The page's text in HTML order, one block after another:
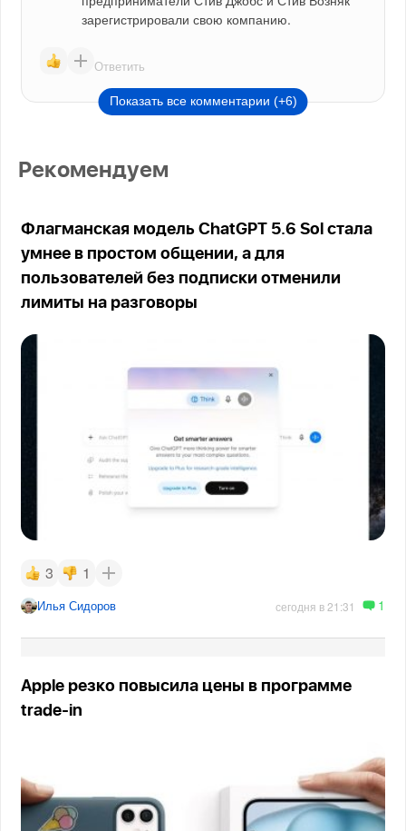
зарегистрировали свою компанию.
Ответить
Показать все комментарии (+6)
Рекомендуем
Флагманская модель ChatGPT 5.6 Sol стала
умнее в простом общении, а для
пользователей без подписки отменили
лимиты на разговоры
3 1
Илья Сидоров сегодня в 21:31 1
Apple резко повысила цены в программе
trade-in